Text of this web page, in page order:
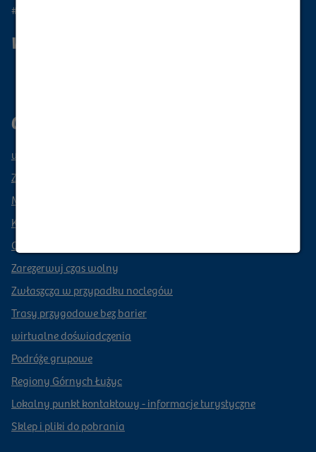
#oberlausitzunique
Wanderlust Górne Łużyce
Górne Łużyce region wakacyjny
wydarzenia
Zarezerwuj wakacje
Mobile przez Górne Łużyce
Kulinarne przysmaki z Górnych Łużyc
Camping & Caravaning
Zarezerwuj czas wolny
Zwłaszcza w przypadku noclegów
Trasy przygodowe bez barier
wirtualne doświadczenia
Podróże grupowe
Regiony Górnych Łużyc
Lokalny punkt kontaktowy - informacje turystyczne
Sklep i pliki do pobrania